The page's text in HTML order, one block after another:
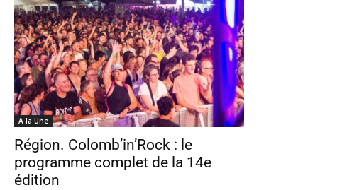
A la Une
Région. Colomb’in’Rock : le
programme complet de la 14e
édition